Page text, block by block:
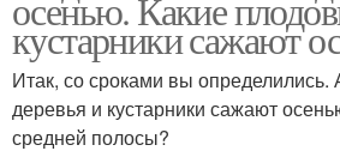
кустарники сажают
Итак, со сроками вы
деревья и кустарники сажают
средней полосы?